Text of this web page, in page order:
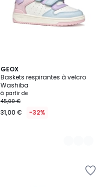
GEOX
Baskets respirantes à velcro
Washiba
à partir de
45,00 €
31,00 € -32%
2
Couleurs